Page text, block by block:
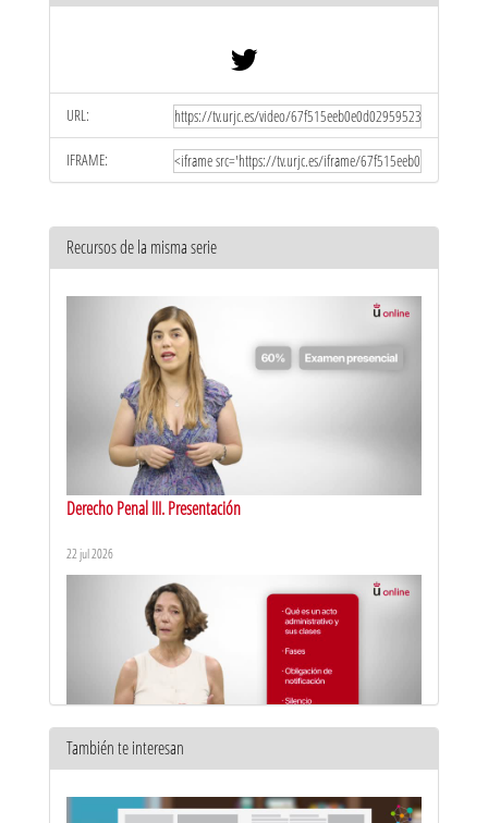
URL:
IFRAME:
Recursos de la misma serie
Derecho Penal III. Presentación
22 jul 2026
También te interesan